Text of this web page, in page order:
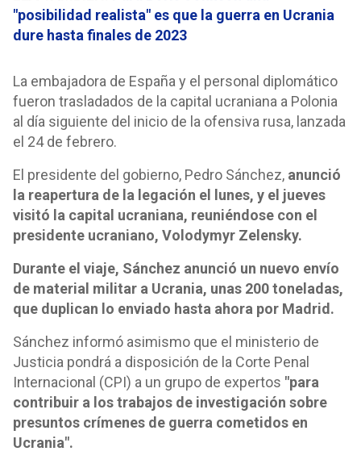
"posibilidad realista" es que la guerra en Ucrania
dure hasta finales de 2023
La embajadora de España y el personal diplomático
fueron trasladados de la capital ucraniana a Polonia
al día siguiente del inicio de la ofensiva rusa, lanzada
el 24 de febrero.
El presidente del gobierno, Pedro Sánchez, anunció
la reapertura de la legación el lunes, y el jueves
visitó la capital ucraniana, reuniéndose con el
presidente ucraniano, Volodymyr Zelensky.
Durante el viaje, Sánchez anunció un nuevo envío
de material militar a Ucrania, unas 200 toneladas,
que duplican lo enviado hasta ahora por Madrid.
Sánchez informó asimismo que el ministerio de
Justicia pondrá a disposición de la Corte Penal
Internacional (CPI) a un grupo de expertos "para
contribuir a los trabajos de investigación sobre
presuntos crímenes de guerra cometidos en
Ucrania".